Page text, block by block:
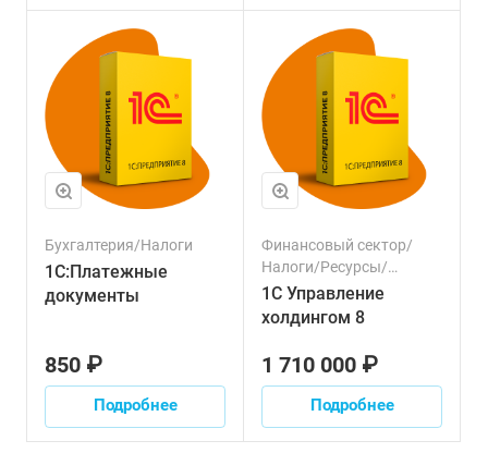
Персонал/Продажи/
Ресурсы
Бухгалтерия/Налоги
1С:Платежные
документы
850 ₽
Подробнее
Финансовый сектор/
Налоги/Ресурсы/
Управленческий учет
1С Управление
холдингом 8
1 710 000 ₽
Подробнее